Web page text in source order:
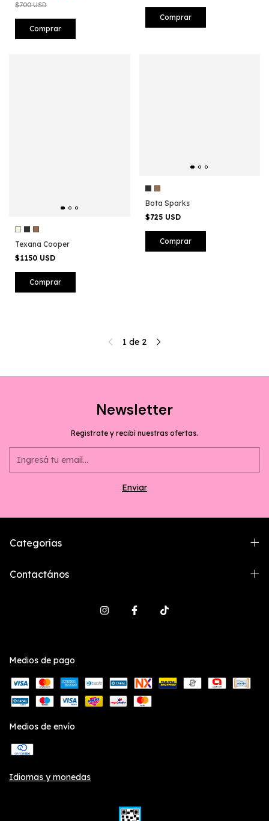
$700 USD
Comprar
Comprar
Texana Cooper
$1150 USD
Comprar
Bota Sparks
$725 USD
Comprar
1 de 2
Newsletter
Registrate y recibí nuestras ofertas.
Categorías
Contactános
Medios de pago
Medios de envío
Idiomas y monedas